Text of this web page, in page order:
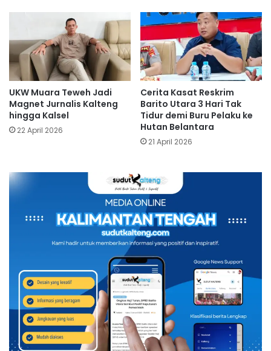
UKW Muara Teweh Jadi
Magnet Jurnalis Kalteng
hingga Kalsel
22 April 2026
Cerita Kasat Reskrim
Barito Utara 3 Hari Tak
Tidur demi Buru Pelaku ke
Hutan Belantara
21 April 2026